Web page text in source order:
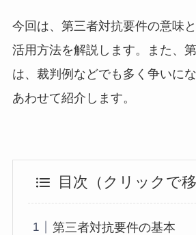
今回は、第三者対抗要件の意味
活用方法を解説します。また、
は、裁判例などでも多く争いに
あわせて紹介します。
目次（クリックで移
第三者対抗要件の基本